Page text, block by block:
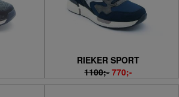
RIEKER SPORT
1100;- 770;-